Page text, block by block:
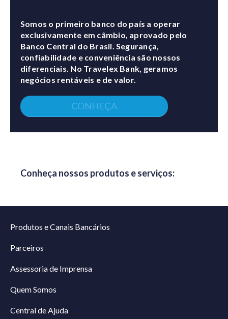
Somos o primeiro banco do país a operar
exclusivamente em câmbio, aprovado pelo
Banco Central do Brasil. Segurança,
confiabilidade e conveniência são nossos
diferenciais. No Travelex Bank, geramos
negócios rentáveis e de valor.
CONHEÇA
Conheça nossos produtos e serviços:
Produtos e Canais Bancários
Parceiros
Assessoria de Imprensa
Quem Somos
Central de Ajuda